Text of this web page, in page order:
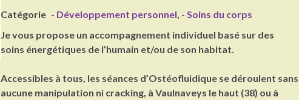
Catégorie - Développement personnel, - Soins du corps
Je vous propose un accompagnement individuel basé sur des
soins énergétiques de l’humain et/ou de son habitat.
Accessibles à tous, les séances d’Ostéofluidique se déroulent sans
aucune manipulation ni cracking, à Vaulnaveys le haut (38) ou à